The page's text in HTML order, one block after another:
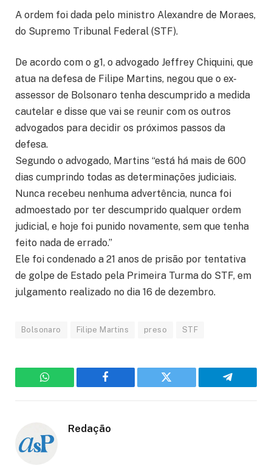
A ordem foi dada pelo ministro Alexandre de Moraes,
do Supremo Tribunal Federal (STF).
De acordo com o g1, o advogado Jeffrey Chiquini, que
atua na defesa de Filipe Martins, negou que o ex-
assessor de Bolsonaro tenha descumprido a medida
cautelar e disse que vai se reunir com os outros
advogados para decidir os próximos passos da
defesa.
Segundo o advogado, Martins “está há mais de 600
dias cumprindo todas as determinações judiciais.
Nunca recebeu nenhuma advertência, nunca foi
admoestado por ter descumprido qualquer ordem
judicial, e hoje foi punido novamente, sem que tenha
feito nada de errado.”
Ele foi condenado a 21 anos de prisão por tentativa
de golpe de Estado pela Primeira Turma do STF, em
julgamento realizado no dia 16 de dezembro.
Bolsonaro Filipe Martins preso STF
WhatsApp Facebook Twitter Telegram
Redação